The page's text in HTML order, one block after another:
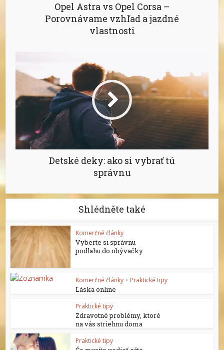
Opel Astra vs Opel Corsa –
Porovnávame vzhľad a jazdné
vlastnosti
Detské deky: ako si vybrať tú
správnu
Shlédněte také
Komerčné články
Vyberte si správnu
podlahu do obývačky
Komerčné články • Praktické tipy
Láska online
Praktické tipy
Zdravotné problémy, ktoré
na vás striehnu doma
Praktické tipy